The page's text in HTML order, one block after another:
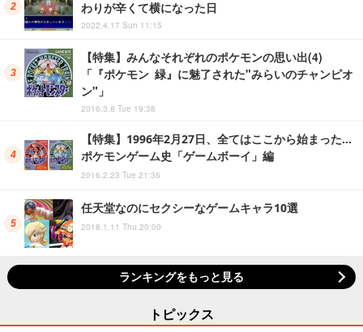
わりが辛くて横になった日
2022.4.17 Sun 11:15
【特集】みんなそれぞれのポケモンの思い出(4)
「『ポケモン 緑』に魅了された"みらいのチャンピオ
ン"」
2016.3.8 Tue 19:38
【特集】1996年2月27日、全てはここから始まった…
ポケモンゲーム史「ゲームボーイ」編
2016.2.23 Tue 21:36
任天堂なのにセクシーなゲームキャラ10選
2018.1.11 Thu 20:00
ランキングをもっと見る
トピックス